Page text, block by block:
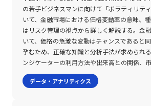
リティの評価は、従来の過去のデータに基づ
ラティリティ(HV)」と、市場の将来予測を反
ボラティリティ(IV)」の2種類に大別されます
ィリティは、過去一定期間の価格変動データ
学でいう標準偏差「σ(シグマ)」を用いて求め
ンプライドボラティリティはオプション取引
とで算出され、市場参加者の「未来のボラテ
待が数値として反映されます。この二つの指標
の若手ビジネスマンに向けて「ボラティリテ
いて、金融市場における価格変動率の意味、
はリスク管理の視点から詳しく解説する。金
いて、価格の急激な変動はチャンスであると
孕むため、正確な知識と分析手法が求められ
ンジケーターの利用方法や出来高との関係、
の留意点など、現代のデジタル化された取引
報を体系的に整理する。 ボラティリティとは ボラティリティと
データ・アナリティクス